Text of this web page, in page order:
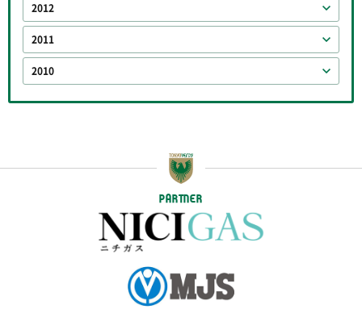
2012
2011
2010
PARTNER